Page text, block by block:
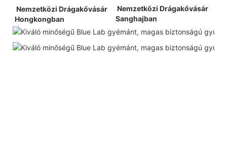
Hongkongban
Sanghajban